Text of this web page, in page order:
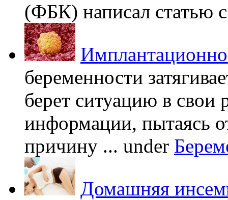
(ФБК) написал статью
беременности
берет ситуацию в свои
информации, пытаясь
причину ... under
Домашняя